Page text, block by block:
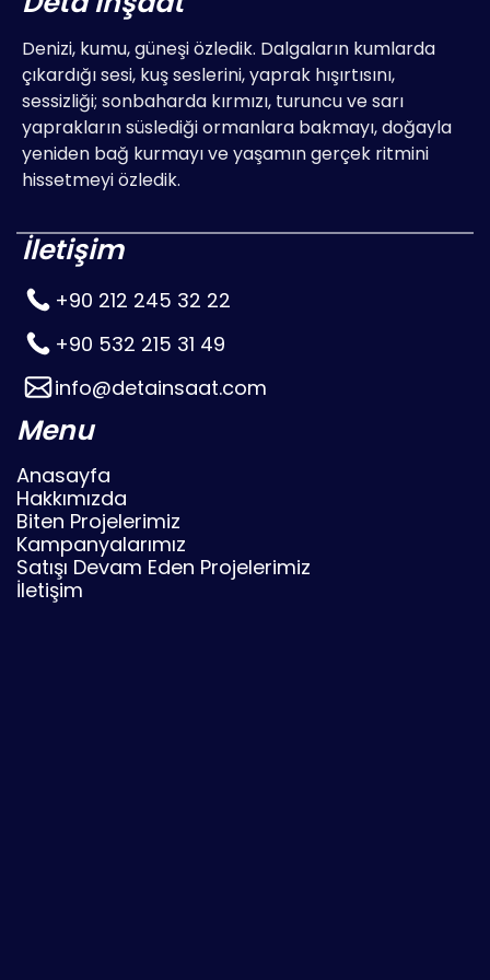
Denizi, kumu, güneşi özledik. Dalgaların kumlarda
çıkardığı sesi, kuş seslerini, yaprak hışırtısını,
sessizliği; sonbaharda kırmızı, turuncu ve sarı
yaprakların süslediği ormanlara bakmayı, doğayla
yeniden bağ kurmayı ve yaşamın gerçek ritmini
hissetmeyi özledik.
İletişim
+90 212 245 32 22
+90 532 215 31 49
info@detainsaat.com
Menu
Anasayfa
Hakkımızda
Biten Projelerimiz
Kampanyalarımız
Satışı Devam Eden Projelerimiz
İletişim